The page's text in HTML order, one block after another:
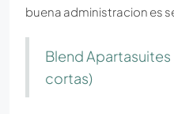
buena administracion es
Blend Apartasuites
cortas)